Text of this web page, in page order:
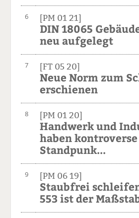
6 [PM 01 21]
DIN 18065
neu aufgelegt
7 [FT 05 20]
Neue Norm zum
erschienen
8 [PM 01 20]
Handwerk und
haben kontroverse
Standpunk...
9 [PM 06 19]
Staubfrei
553 ist der